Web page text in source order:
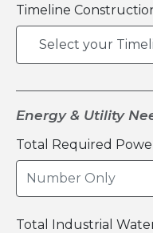
Timeline
Energy & Utility
Total Required
Total Industrial